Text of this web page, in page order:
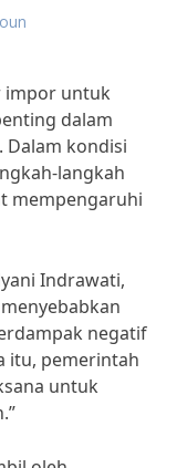
impor untuk
dalam
Dalam kondisi
langkah
mempengaruhi
Indrawati,
negatif
itu, pemerintah
untuk